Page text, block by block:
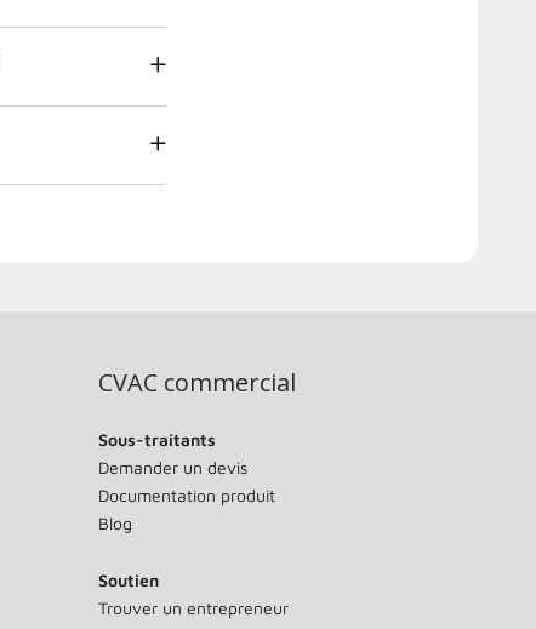
CVAC commercial
Sous-traitants
Demander un devis
Documentation produit
Blog
Soutien
Trouver un entrepreneur